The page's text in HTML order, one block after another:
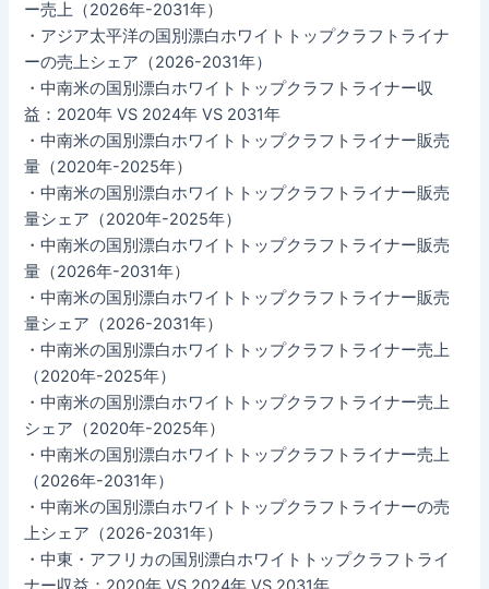
ー売上（2026年-2031年）
・アジア太平洋の国別漂白ホワイトトップクラフトライナ
ーの売上シェア（2026-2031年）
・中南米の国別漂白ホワイトトップクラフトライナー収
益：2020年 VS 2024年 VS 2031年
・中南米の国別漂白ホワイトトップクラフトライナー販売
量（2020年-2025年）
・中南米の国別漂白ホワイトトップクラフトライナー販売
量シェア（2020年-2025年）
・中南米の国別漂白ホワイトトップクラフトライナー販売
量（2026年-2031年）
・中南米の国別漂白ホワイトトップクラフトライナー販売
量シェア（2026-2031年）
・中南米の国別漂白ホワイトトップクラフトライナー売上
（2020年-2025年）
・中南米の国別漂白ホワイトトップクラフトライナー売上
シェア（2020年-2025年）
・中南米の国別漂白ホワイトトップクラフトライナー売上
（2026年-2031年）
・中南米の国別漂白ホワイトトップクラフトライナーの売
上シェア（2026-2031年）
・中東・アフリカの国別漂白ホワイトトップクラフトライ